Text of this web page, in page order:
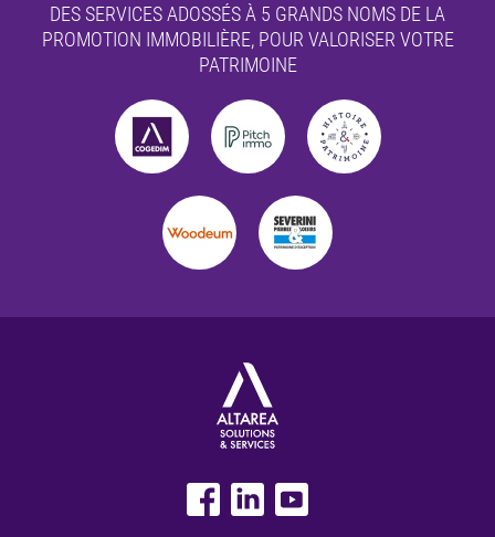
DES SERVICES ADOSSÉS À 5 GRANDS NOMS DE LA
PROMOTION IMMOBILIÈRE, POUR VALORISER VOTRE
PATRIMOINE